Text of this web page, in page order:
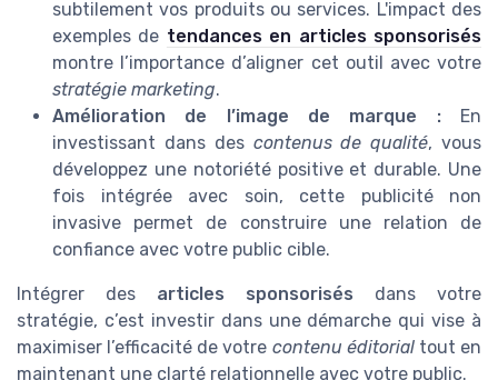
subtilement vos produits ou services. L'impact des
exemples de tendances en articles sponsorisés
montre l’importance d’aligner cet outil avec votre
stratégie marketing.
Amélioration de l’image de marque :En
investissant dans des contenus de qualité, vous
développez une notoriété positive et durable. Une
fois intégrée avec soin, cette publicité non
invasive permet de construire une relation de
confiance avec votre public cible.
Intégrer des articles sponsorisés dans votre
stratégie, c’est investir dans une démarche qui vise à
maximiser l’efficacité de votre contenu éditorialtout en
maintenant une clarté relationnelle avec votre public.